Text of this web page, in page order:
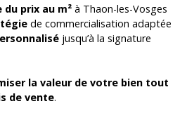
du prix au m²à Thaon-les-Vosges
de commercialisation adaptée
jusqu’à la signature
la valeur de votre bien tout
de vente.